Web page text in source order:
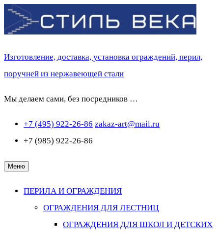
Перейти
к
Изготовление, доставка, установка ограждений, перил,
поручней из нержавеющей стали
Мы делаем сами, без посредников …
+7 (495) 922-26-86 zakaz-art@mail.ru
+7 (985) 922-26-86
Меню
ПЕРИЛА И ОГРАЖДЕНИЯ
ОГРАЖДЕНИЯ ДЛЯ ЛЕСТНИЦ
ОГРАЖДЕНИЯ ДЛЯ ШКОЛ И ДЕТСКИХ